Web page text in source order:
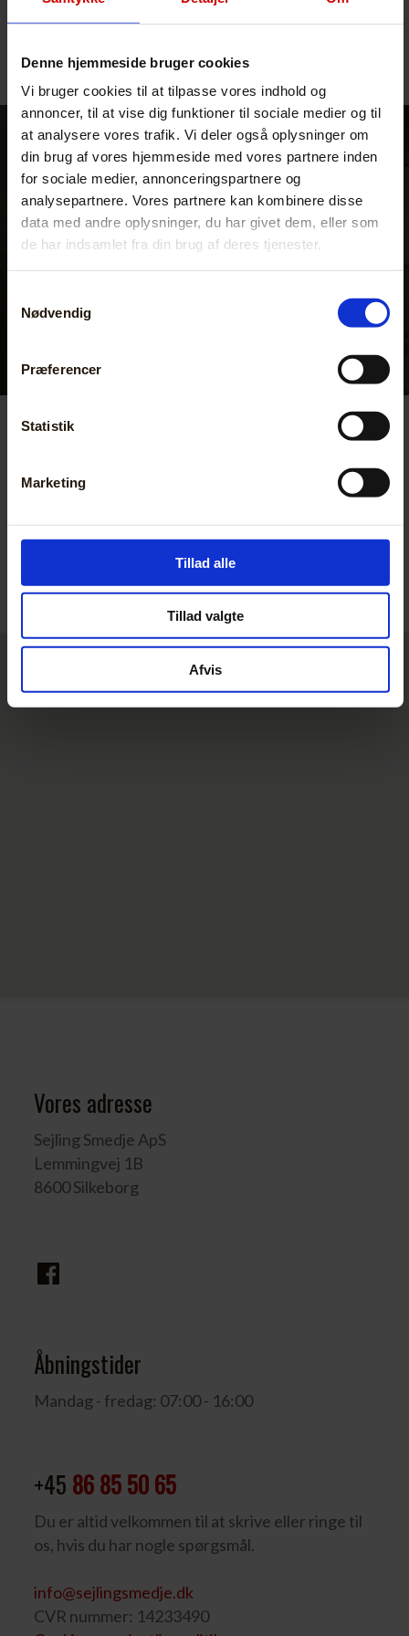
Denne hjemmeside bruger cookies
Vi bruger cookies til at tilpasse vores indhold og
annoncer, til at vise dig funktioner til sociale medier og til
at analysere vores trafik. Vi deler også oplysninger om
din brug af vores hjemmeside med vores partnere inden
for sociale medier, annonceringspartnere og
analysepartnere. Vores partnere kan kombinere disse
data med andre oplysninger, du har givet dem, eller som
de har indsamlet fra din brug af deres tjenester.
Nødvendig
Præferencer
Statistik
Marketing
Tillad alle
Tillad valgte
Afvis
professionel samarbejdspartner.
Få et uforpligtende tilbud
Kontakt os
Vores adresse
Sejling Smedje ApS
Lemmingvej 1B
8600 Silkeborg
Åbningstider
Mandag - fredag: 07:00 - 16:00
+45 86 85 50 65
Du er altid velkommen til at skrive eller ringe til
os, hvis du har nogle spørgsmål.
info@sejlingsmedje.dk
CVR nummer: 14233490